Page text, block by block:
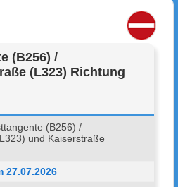
(B256) /
(L323) Richtung
(B256) /
und Kaiserstraße
27.07.2026